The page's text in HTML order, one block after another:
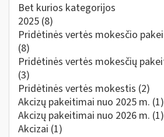
Bet kurios kategorijos
2025 (8)
Pridėtinės vertės mokesčio
(8)
Pridėtinės vertės mokesčių
(3)
Pridėtinės vertės mokestis (2)
Akcizų pakeitimai nuo 2025 m. (1)
Akcizų pakeitimai nuo 2026 m. (1)
Akcizai (1)